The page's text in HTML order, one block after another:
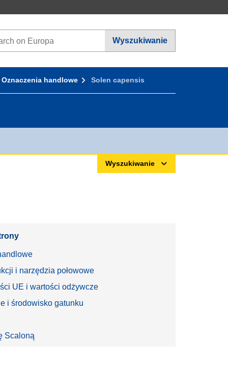
Wyszukiwanie
Oznaczenia handlowe Solen capensis
Wyszukiwanie
i narzędzia połowowe
UE i wartości odżywcze
i środowisko gatunku
Scaloną